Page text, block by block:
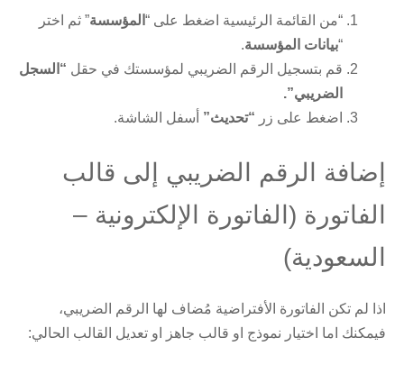
“من القائمة الرئيسية اضغط على “المؤسسة” ثم اختر
“بيانات المؤسسة.
قم بتسجيل الرقم الضريبي لمؤسستك في حقل “السجل
الضريبي”.
اضغط على زر “تحديث” أسفل الشاشة.
إضافة الرقم الضريبي إلى قالب
الفاتورة (الفاتورة الإلكترونية –
السعودية)
اذا لم تكن الفاتورة الأفتراضية مُضاف لها الرقم الضريبي،
فيمكنك اما اختيار نموذج او قالب جاهز او تعديل القالب الحالي: